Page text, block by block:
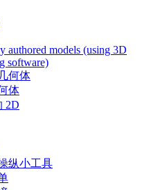
authored models (using 3D
software)
何体
体
2D
纵小工具